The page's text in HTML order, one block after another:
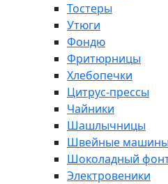
Тостеры
Утюги
Фондю
Фритюрницы
Хлебопечки
Цитрус-прессы
Чайники
Шашлычницы
Швейные машины
Шоколадный
Электровеники